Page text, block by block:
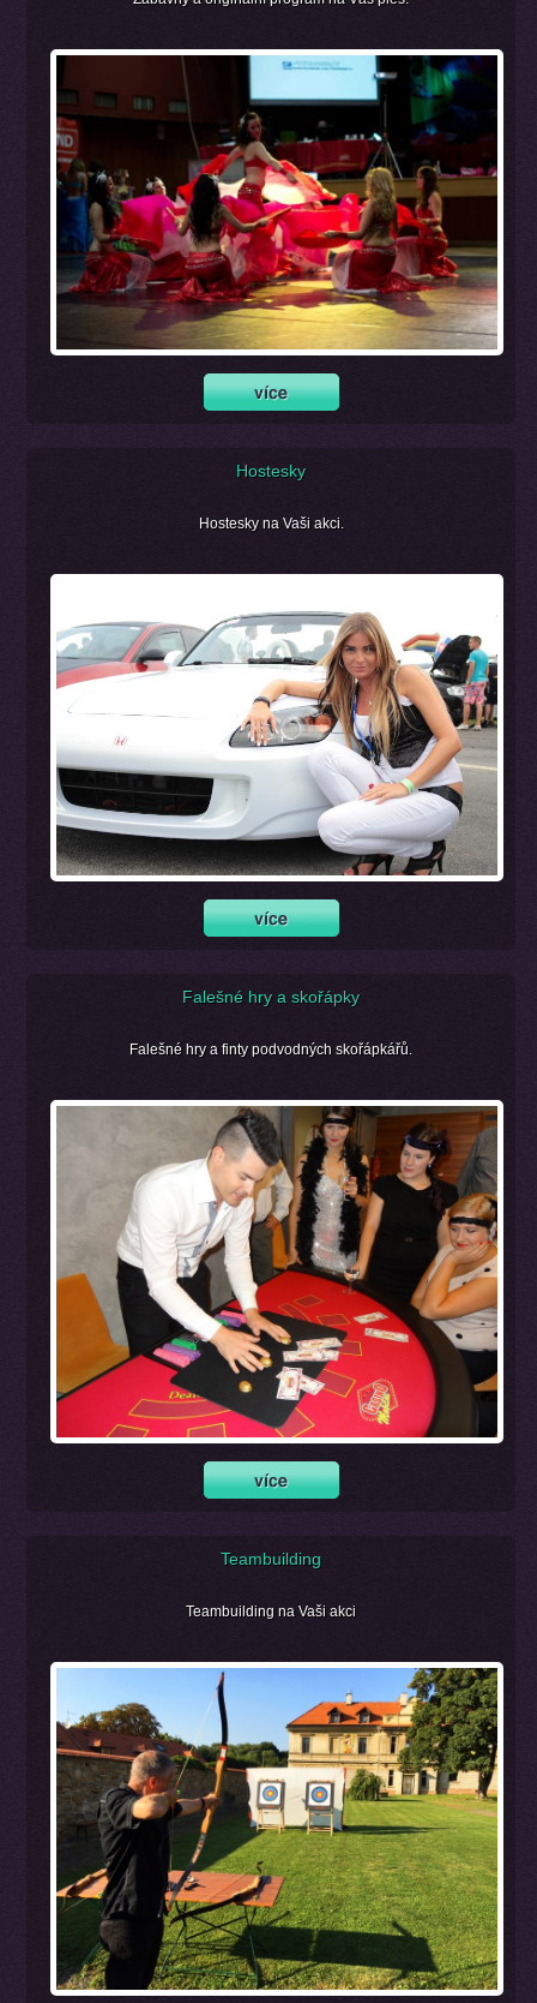
Hostesky
Hostesky na Vaši akci.
Falešné hry a skořápky
Falešné hry a finty podvodných skořápkářů.
Teambuilding
Teambuilding na Vaši akci